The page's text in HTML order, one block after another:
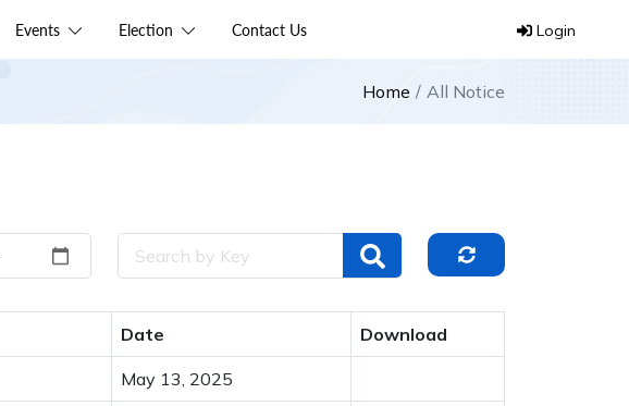
Events Election Contact Us Login
Home All Notice
Date Download
May 13, 2025